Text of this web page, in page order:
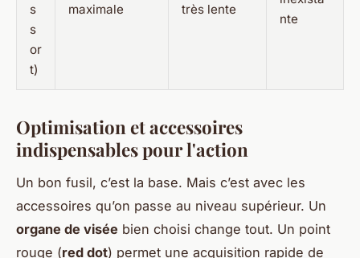
s
s
or
t)
maximale très lente
nte
Optimisation et accessoires
indispensables pour l'action
Un bon fusil, c’est la base. Mais c’est avec les
accessoires qu’on passe au niveau supérieur. Un
organe de visée bien choisi change tout. Un point
rouge (red dot) permet une acquisition rapide de